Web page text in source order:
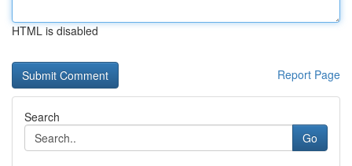
HTML is disabled
Report Page
Search
Go